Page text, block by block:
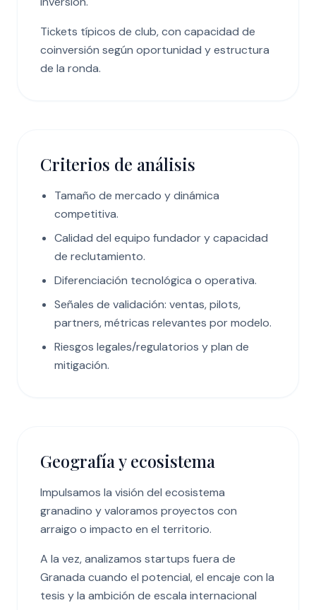
Tickets típicos de club, con capacidad de
coinversión según oportunidad y estructura
de la ronda.
Criterios de análisis
Tamaño de mercado y dinámica
competitiva.
Calidad del equipo fundador y capacidad
de reclutamiento.
Diferenciación tecnológica o operativa.
Señales de validación: ventas, pilots,
partners, métricas relevantes por modelo.
Riesgos legales/regulatorios y plan de
mitigación.
Geografía y ecosistema
Impulsamos la visión del ecosistema
granadino y valoramos proyectos con
arraigo o impacto en el territorio.
A la vez, analizamos startups fuera de
Granada cuando el potencial, el encaje con la
tesis y la ambición de escala internacional